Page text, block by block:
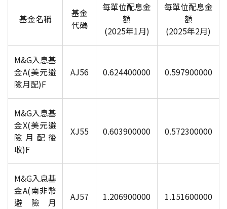
基金名稱
基金
代碼
每單位配息金
額
(2025年1月)
每單位配息金
額
(2025年2月)
M&G入息基
金A(美元避
險月配)F
AJ56 0.624400000 0.597900000
M&G入息基
金X(美元避
險月配後
收)F
XJ55 0.603900000 0.572300000
M&G入息基
金A(南非幣
避險月
AJ57 1.206900000 1.151600000